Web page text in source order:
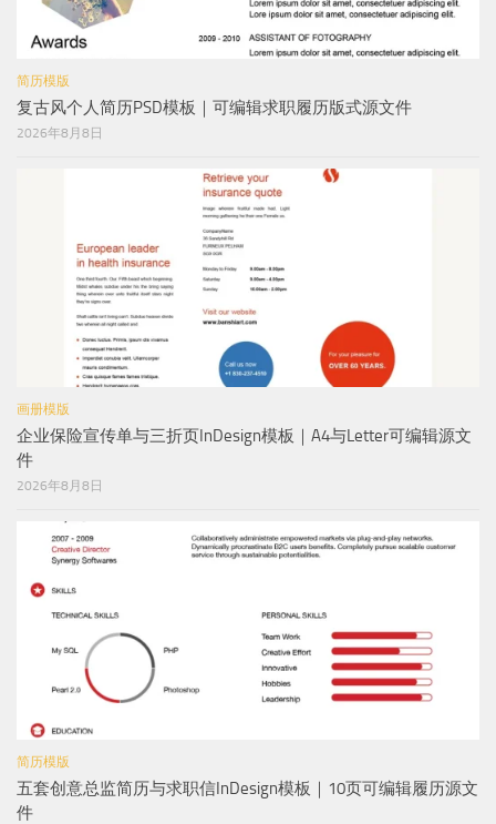
简历模版
复古风个人简历PSD模板｜可编辑求职履历版式源文件
2026年8月8日
画册模版
企业保险宣传单与三折页InDesign模板｜A4与Letter可编辑源文
件
2026年8月8日
简历模版
五套创意总监简历与求职信InDesign模板｜10页可编辑履历源文
件